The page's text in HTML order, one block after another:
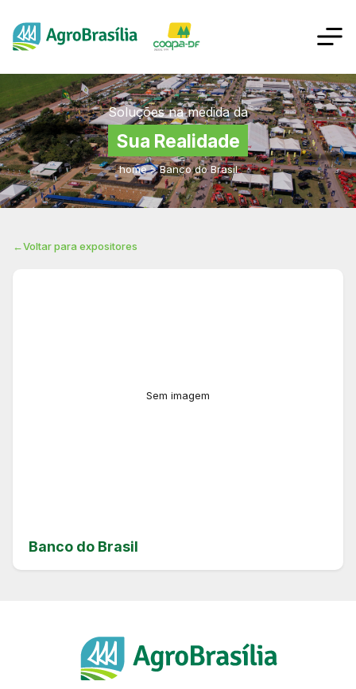
Soluções na medida da
Sua Realidade
home > Banco do Brasil
←Voltar para expositores
Sem imagem
Banco do Brasil